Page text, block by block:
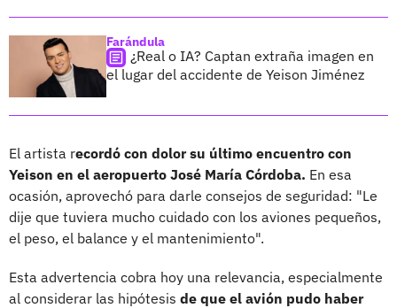
Farándula
¿Real o IA? Captan extraña imagen en
el lugar del accidente de Yeison Jiménez
El artista recordó con dolor su último encuentro con
Yeison en el aeropuerto José María Córdoba. En esa
ocasión, aprovechó para darle consejos de seguridad: "Le
dije que tuviera mucho cuidado con los aviones pequeños,
el peso, el balance y el mantenimiento".
Esta advertencia cobra hoy una relevancia, especialmente
al considerar las hipótesis de que el avión pudo haber